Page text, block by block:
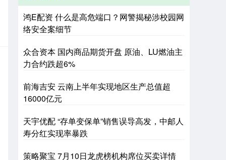
鸿E配资 什么是高危端口？网警揭秘涉校园网
络安全案细节
众合资本 国内商品期货开盘 原油、LU燃油主
力合约跌超6%
前海吉安 云南上半年实现地区生产总值超
16000亿元
天宇优配 “存单变保单”销售误导高发，中邮人
寿分红实现率暴跌
策略聚宝 7月10日龙虎榜机构席位买卖详情